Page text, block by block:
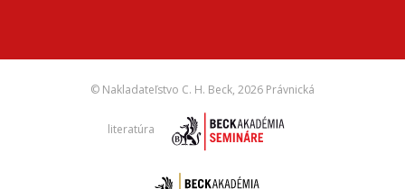
© Nakladateľstvo C. H. Beck, 2026 Právnická
literatúra